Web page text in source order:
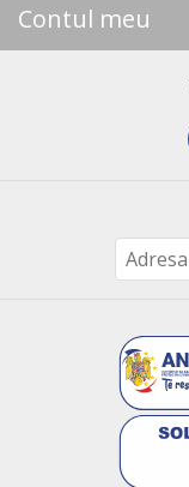
Contul meu